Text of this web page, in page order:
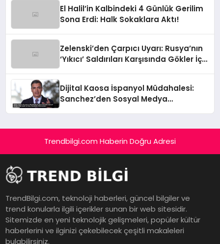
El Halil’in Kalbindeki 4 Günlük Gerilim
Sona Erdi: Halk Sokaklara Aktı!
Zelenski’den Çarpıcı Uyarı: Rusya’nın
‘Yıkıcı’ Saldırıları Karşısında Gökler İçin
Dijital Kaosa İspanyol Müdahalesi:
Sanchez’den Sosyal Medya
Trendbilgi.com Haberin Doğru Adresi
TrendBilgi.com, teknoloji haberleri, güncel bilgiler ve
trend konularla ilgili içerikler sunan bir web sitesidir.
Sitemizde en yeni teknolojik gelişmeleri, popüler kültür
haberlerini ve ilginizi çekebilecek çeşitli makaleleri
bulabilirsiniz.